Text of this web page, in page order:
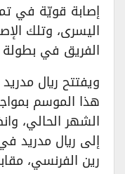
إصابة قويّة في
اليسرى، وتلك
الفريق في بطولة
ويفتتح ريال
الشهر الحالي،
رين الفرنسي، مقابل (31) مليون